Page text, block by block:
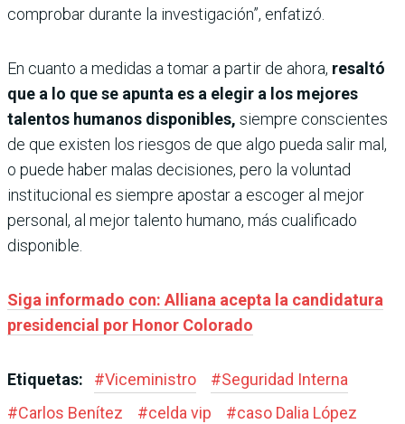
comprobar durante la investigación”, enfatizó.
En cuanto a medidas a tomar a partir de ahora, resaltó
que a lo que se apunta es a elegir a los mejores
talentos humanos disponibles, siempre conscientes
de que existen los riesgos de que algo pueda salir mal,
o puede haber malas decisiones, pero la voluntad
institucional es siempre apostar a escoger al mejor
personal, al mejor talento humano, más cualificado
disponible.
Siga informado con: Alliana acepta la candidatura
presidencial por Honor Colorado
Etiquetas: #Viceministro #Seguridad Interna
#Carlos Benítez #celda vip #caso Dalia López